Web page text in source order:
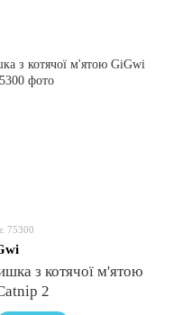
75300
з котячої м'ятою
2